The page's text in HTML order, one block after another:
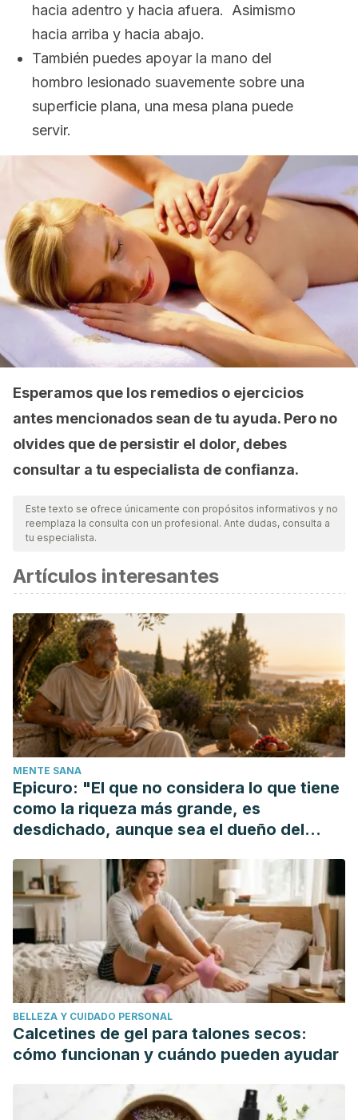
hacia adentro y hacia afuera. Asimismo
hacia arriba y hacia abajo.
También puedes apoyar la mano del
hombro lesionado suavemente sobre una
superficie plana, una mesa plana puede
servir.
Esperamos que los remedios o ejercicios
antes mencionados sean de tu ayuda. Pero no
olvides que de persistir el dolor, debes
consultar a tu especialista de confianza.
Este texto se ofrece únicamente con propósitos informativos y no
reemplaza la consulta con un profesional. Ante dudas, consulta a
tu especialista.
Artículos interesantes
MENTE SANA
Epicuro: "El que no considera lo que tiene
como la riqueza más grande, es
desdichado, aunque sea el dueño del
BELLEZA Y CUIDADO PERSONAL
Calcetines de gel para talones secos:
cómo funcionan y cuándo pueden ayudar